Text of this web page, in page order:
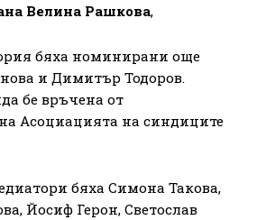
Велина Рашкова,
бяха номинирани още
и Димитър Тодоров.
бе връчена от
Асоциацията на синдиците
бяха Симона Такова,
Йосиф Герон, Светослав